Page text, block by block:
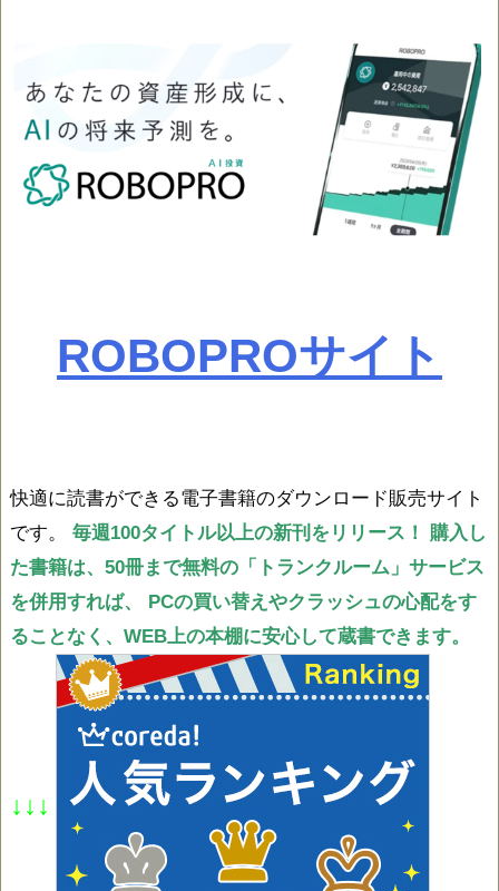
ROBOPROサイト
快適に読書ができる電子書籍のダウンロード販売サイト
です。 毎週100タイトル以上の新刊をリリース！
購入し
た書籍は、50冊まで無料の「トランクルーム」サービス
を併用すれば、
PCの買い替えやクラッシュの心配をす
ることなく、WEB上の本棚に安心して蔵書できます。
↓↓↓